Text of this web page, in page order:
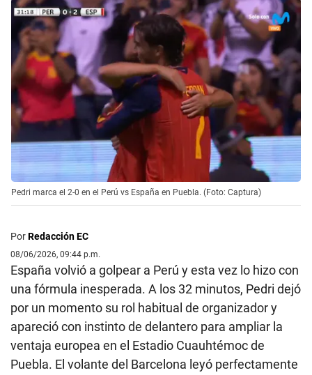
Pedri marca el 2-0 en el Perú vs España en Puebla. (Foto: Captura)
PorRedacción EC
08/06/2026, 09:44 p.m.
España volvió a golpear a Perú y esta vez lo hizo con
una fórmula inesperada. A los 32 minutos, Pedri dejó
por un momento su rol habitual de organizador y
apareció con instinto de delantero para ampliar la
ventaja europea en el Estadio Cuauhtémoc de
Puebla. El volante del Barcelona leyó perfectamente